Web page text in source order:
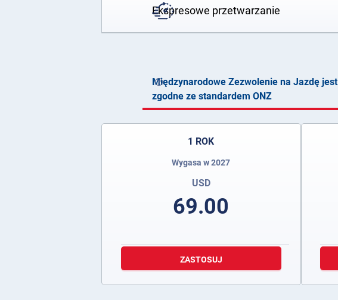
Ekspresowe przetwarzanie
Międzynarodowe Zezwolenie na Jazdę jest
zgodne ze standardem ONZ
1 ROK
Wygasa w 2027
USD
69.00
ZASTOSUJ